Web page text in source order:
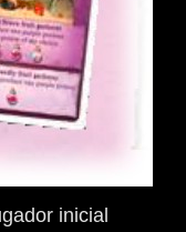
inicial